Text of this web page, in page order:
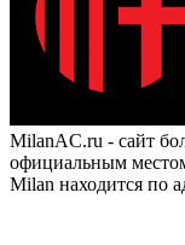
MilanAC.ru - сайт
официальным
Milan находится по